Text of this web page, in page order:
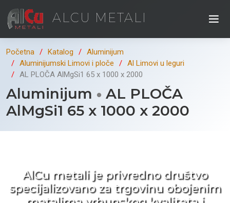
ALCU METALI
Početna Katalog
Aluminijum
Aluminijumski Limovi i ploče
Al Limovi u leguri
AL PLOČA AlMgSi1 65 x 1000 x 2000
Aluminijum
AL PLOČA
AlMgSi1 65 x 1000 x 2000
AlCu metali je privredno društvo
specijalizovano za trgovinu obojenim